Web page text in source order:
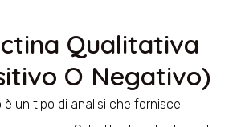
Qualitativa
O Negativo)
è un tipo di analisi che fornisce